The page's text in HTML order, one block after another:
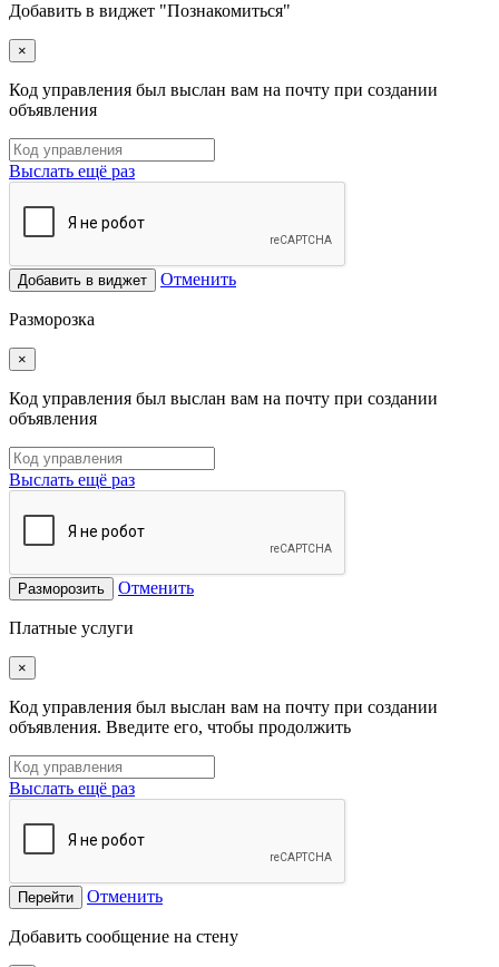
Добавить в виджет "Познакомиться"
×
Код управления был выслан вам на почту при создании
объявления
Выслать ещё раз
Добавить в виджет Отменить
Разморозка
×
Код управления был выслан вам на почту при создании
объявления
Выслать ещё раз
Разморозить Отменить
Платные услуги
×
Код управления был выслан вам на почту при создании
объявления. Введите его, чтобы продолжить
Выслать ещё раз
Перейти Отменить
Добавить сообщение на стену